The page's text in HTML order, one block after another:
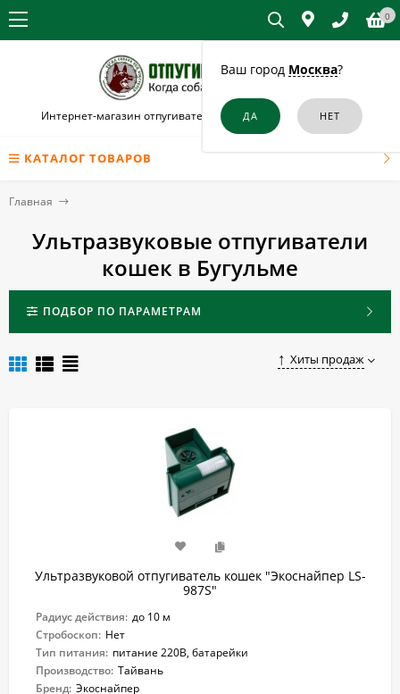
Ваш город Москва?
0
Интернет-магазин отпугивателей собак и кошек в Бугульме
КАТАЛОГ ТОВАРОВ
Главная
Ультразвуковые отпугиватели
кошек в Бугульме
ПОДБОР ПО ПАРАМЕТРАМ
Хиты продаж
Ультразвуковой отпугиватель кошек "Экоснайпер LS-
987S"
Радиус действия: до 10 м
Стробоскоп: Нет
Тип питания: питание 220В, батарейки
Производство: Тайвань
Бренд: Экоснайпер